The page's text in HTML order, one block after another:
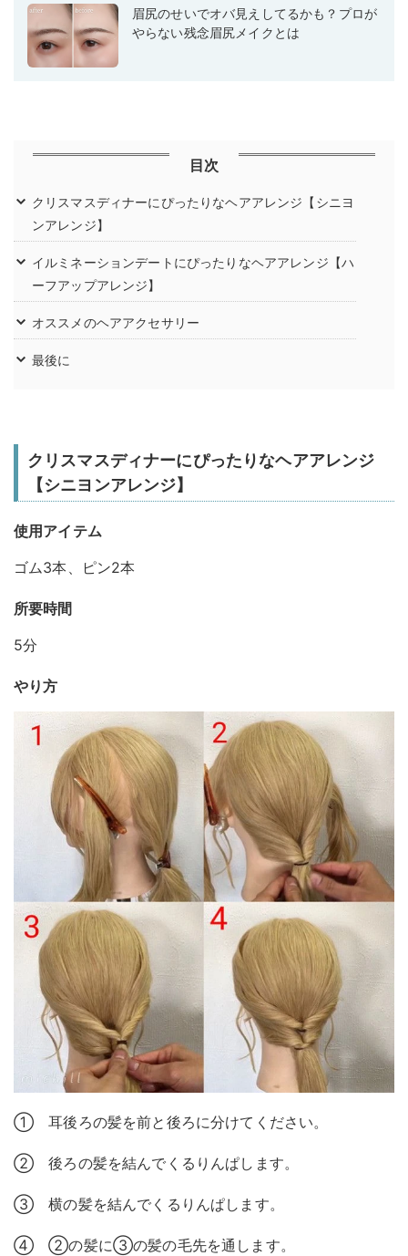
眉尻のせいでオバ見えしてるかも？プロが
やらない残念眉尻メイクとは
目次
クリスマスディナーにぴったりなヘアアレンジ【シニヨ
ンアレンジ】
イルミネーションデートにぴったりなヘアアレンジ【ハ
ーフアップアレンジ】
オススメのヘアアクセサリー
最後に
クリスマスディナーにぴったりなヘアアレンジ
【シニヨンアレンジ】
使用アイテム
ゴム3本、ピン2本
所要時間
5分
やり方
① 耳後ろの髪を前と後ろに分けてください。
② 後ろの髪を結んでくるりんぱします。
③ 横の髪を結んでくるりんぱします。
④ ②の髪に③の髪の毛先を通します。